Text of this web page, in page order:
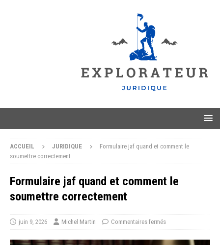
ACCUEIL JURIDIQUE
Formulaire jaf quand et comment le
soumettre correctement
Formulaire jaf quand et comment le
soumettre correctement
juin 9, 2026 Michel Martin Commentaires fermés